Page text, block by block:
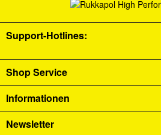
Support-Hotlines:
Shop Service
Informationen
Newsletter